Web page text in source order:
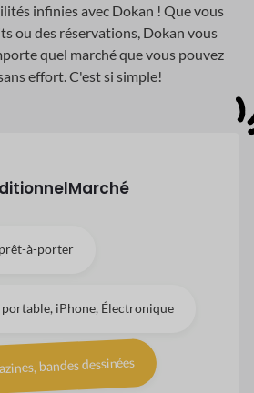
infinies avec Dokan ! Que vous
ou des réservations, Dokan vous
quel marché que vous pouvez
effort. C'est si simple!
Marché
à-porter
iPhone, Électronique
bandes dessinées